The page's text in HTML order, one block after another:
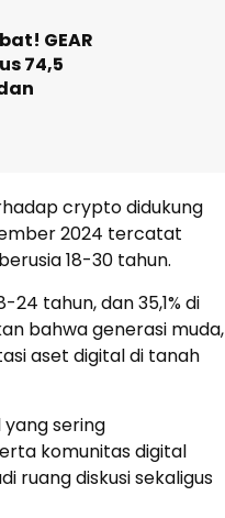
GEAR
74,5
crypto didukung
2024 tercatat
18-30 tahun.
24 tahun, dan 35,1% di
bahwa generasi muda,
aset digital di tanah
sering
komunitas digital
ruang diskusi sekaligus